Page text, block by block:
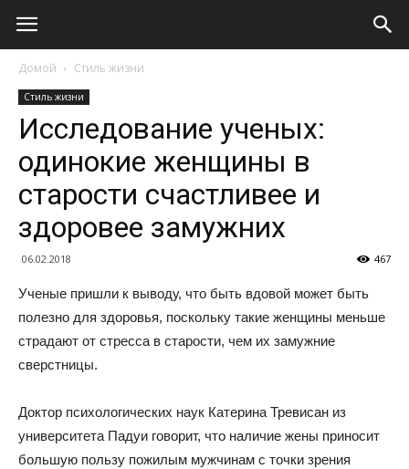
Домой Стиль жизни
Стиль жизни
Исследование ученых:
одинокие женщины в
старости счастливее и
здоровее замужних
06.02.2018 467
Ученые пришли к выводу, что быть вдовой может быть
полезно для здоровья, поскольку такие женщины меньше
страдают от стресса в старости, чем их замужние
сверстницы.
Доктор психологических наук Катерина Тревисан из
университета Падуи говорит, что наличие жены приносит
большую пользу пожилым мужчинам с точки зрения